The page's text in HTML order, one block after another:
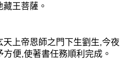
王菩薩。
帝恩師之門下生劉生,今夜
便,使著書任務順利完成。